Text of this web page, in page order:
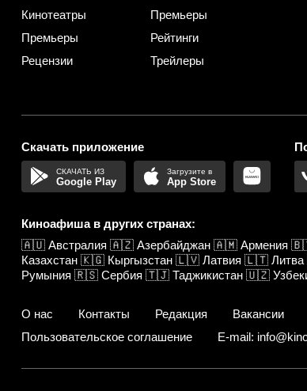
Кинотеатры
Премьеры
Рецензии
Премьеры
Рейтинги
Трейлеры
Скачать приложение
Google Play App Store
Киноафиша в других странах:
🇦🇺 Австралия 🇦🇿 Азербайджан 🇦🇲 Армения
Казахстан 🇰🇬 Кыргызстан 🇱🇻 Латвия 🇱🇹 Литва
Румыния 🇷🇸 Сербия 🇹🇯 Таджикистан 🇺🇿
О нас Контакты Редакция Вакансии
Пользовательское соглашение
E-mail: